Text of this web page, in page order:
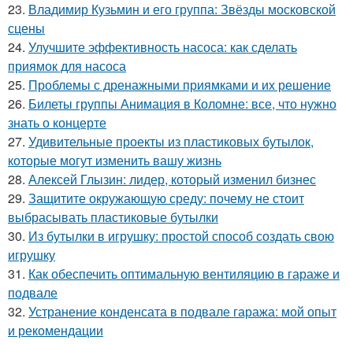
23. Владимир Кузьмин и его группа: Звёзды московской
сцены
24. Улучшите эффективность насоса: как сделать
приямок для насоса
25. Проблемы с дренажными приямками и их решение
26. Билеты группы Анимация в Коломне: все, что нужно
знать о концерте
27. Удивительные проекты из пластиковых бутылок,
которые могут изменить вашу жизнь
28. Алексей Глызин: лидер, который изменил бизнес
29. Защитите окружающую среду: почему не стоит
выбрасывать пластиковые бутылки
30. Из бутылки в игрушку: простой способ создать свою
игрушку
31. Как обеспечить оптимальную вентиляцию в гараже и
подвале
32. Устранение конденсата в подвале гаража: мой опыт
и рекомендации